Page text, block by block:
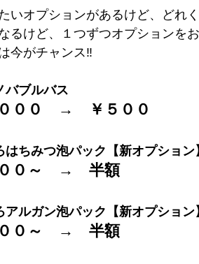
いオプションがあるけど、どれ
るけど、１つずつオプションを
今がチャンス‼
バブルバス
００　→ ￥５００
ちみつ泡パック【新オプション
０～　→ 半額
ルガン泡パック【新オプション
０～　→ 半額